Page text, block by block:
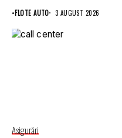
asigurările auto...
•FLOTE AUTO 3 AUGUST 2026
Asigurări